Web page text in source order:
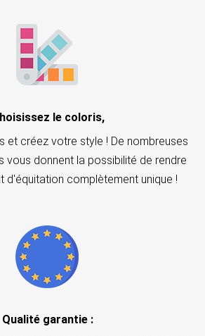
le coloris,
et créez votre style ! De nombreuses
vous donnent la possibilité de rendre
d'équitation complètement unique !
Qualité garantie :